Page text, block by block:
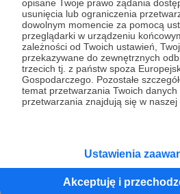
opisane Twoje prawo żądania
usunięcia lub ograniczenia
dowolnym momencie za pomocą
przeglądarki w urządzeniu
zależności od Twoich ustawień,
przekazywane do zewnętrznych
trzecich tj. z państw spoza
Gospodarczego. Pozostałe
temat przetwarzania Twoich danych
przetwarzania znajdują się w naszej
Ustawienia
Akceptuję i
Forumogadka 363
Ta o białym niebie i rybkach w